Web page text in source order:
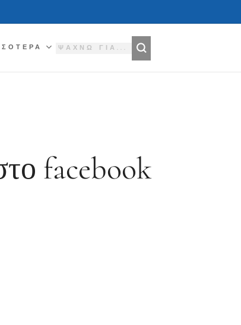
facebook